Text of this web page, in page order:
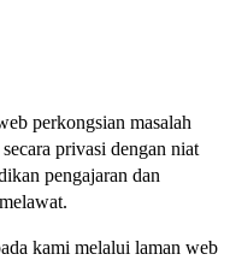
perkongsian masalah
privasi dengan niat
pengajaran dan
kami melalui laman web